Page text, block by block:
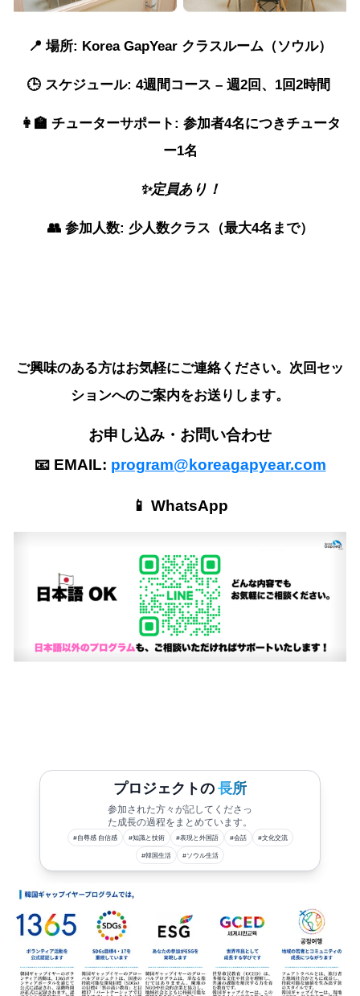
📍 場所: Korea GapYear クラスルーム（ソウル）
🕒 スケジュール: 4週間コース – 週2回、1回2時間
👩‍🏫 チューターサポート: 参加者4名につきチュータ
ー1名
✨定員あり！
👥 参加人数: 少人数クラス（最大4名まで）
ご興味のある方はお気軽にご連絡ください。次回セッ
ションへのご案内をお送りします。
お申し込み・お問い合わせ
📧 EMAIL: program@koreagapyear.com
📱 WhatsApp
プロジェクトの長所
参加された方々が記してくださっ
た成長の過程をまとめています。
#自尊感 自信感 #知識と技術 #表現と外国語 #会話 #文化交流
#韓国生活 #ソウル生活